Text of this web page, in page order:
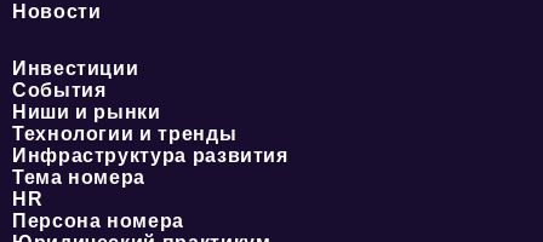
Новости
Инвестиции
События
Ниши и рынки
Технологии и тренды
Инфраструктура развития
Тема номера
HR
Персона номера